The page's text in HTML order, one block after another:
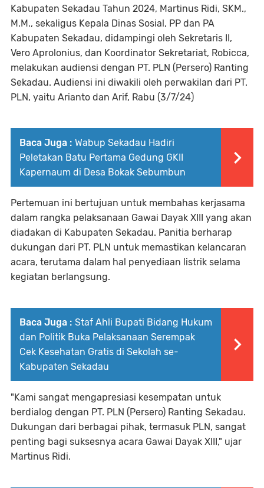
Kabupaten Sekadau Tahun 2024, Martinus Ridi, SKM.,
M.M., sekaligus Kepala Dinas Sosial, PP dan PA
Kabupaten Sekadau, didampingi oleh Sekretaris II,
Vero Aprolonius, dan Koordinator Sekretariat, Robicca,
melakukan audiensi dengan PT. PLN (Persero) Ranting
Sekadau. Audiensi ini diwakili oleh perwakilan dari PT.
PLN, yaitu Arianto dan Arif, Rabu (3/7/24)
Baca Juga : Wabup Sekadau Hadiri
Peletakan Batu Pertama Gedung GKII
Kapernaum di Desa Bokak Sebumbun
Pertemuan ini bertujuan untuk membahas kerjasama
dalam rangka pelaksanaan Gawai Dayak XIII yang akan
diadakan di Kabupaten Sekadau. Panitia berharap
dukungan dari PT. PLN untuk memastikan kelancaran
acara, terutama dalam hal penyediaan listrik selama
kegiatan berlangsung.
Baca Juga : Staf Ahli Bupati Bidang Hukum
dan Politik Buka Pelaksanaan Serempak
Cek Kesehatan Gratis di Sekolah se-
Kabupaten Sekadau
"Kami sangat mengapresiasi kesempatan untuk
berdialog dengan PT. PLN (Persero) Ranting Sekadau.
Dukungan dari berbagai pihak, termasuk PLN, sangat
penting bagi suksesnya acara Gawai Dayak XIII," ujar
Martinus Ridi.